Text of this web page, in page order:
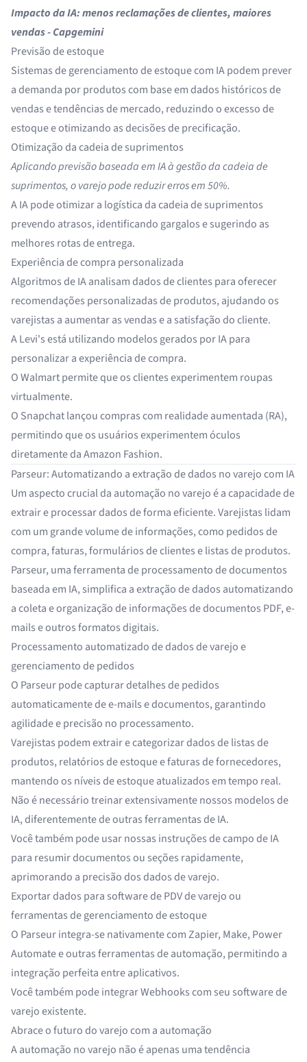
Impacto da IA: menos reclamações de clientes, maiores
vendas -Capgemini
Previsão de estoque
Sistemas de gerenciamento de estoque com IA podem prever
a demanda por produtos com base em dados históricos de
vendas e tendências de mercado, reduzindo o excesso de
estoque e otimizando as decisões de precificação.
Otimização da cadeia de suprimentos
Aplicandoprevisão baseada em IAà gestão da cadeia de
suprimentos, o varejo pode reduzir erros em 50%.
A IA pode otimizar a logística da cadeia de suprimentos
prevendo atrasos, identificando gargalos e sugerindo as
melhores rotas de entrega.
Experiência de compra personalizada
Algoritmos de IA analisam dados de clientes para oferecer
recomendações personalizadas de produtos, ajudando os
varejistas a aumentar as vendas e a satisfação do cliente.
A Levi's está utilizando modelos gerados por IApara
personalizar a experiência de compra.
OWalmartpermite que os clientes experimentem roupas
virtualmente.
O Snapchatlançou compras com realidade aumentada (RA),
permitindo que os usuários experimentem óculos
diretamente daAmazon Fashion.
Parseur: Automatizando a extração de dados no varejo com IA
Um aspecto crucial da automação no varejo é a capacidade de
extrair e processar dados de forma eficiente. Varejistas lidam
com um grande volume de informações, como pedidos de
compra, faturas, formulários de clientes e listas de produtos.
Parseur, umaferramenta de processamento de documentos
baseada em IA, simplifica aextração de dados automatizando
a coleta e organização deinformações de documentos PDF, e-
mails e outros formatos digitais.
Processamento automatizado de dados de varejo e
gerenciamento de pedidos
O Parseur podecapturar detalhes de pedidos
automaticamente de e-mails e documentos, garantindo
agilidade e precisão no processamento.
Varejistas podem extrair e categorizar dados de listas de
produtos, relatórios de estoque e faturas de fornecedores,
mantendo os níveis de estoque atualizados em tempo real.
Não é necessário treinar extensivamente nossos modelos de
IA, diferentemente deoutras ferramentas de IA.
Você também pode usar nossas instruções de campo de IA
para resumir documentosou seções rapidamente,
aprimorando a precisão dos dados de varejo.
Exportar dados para software de PDV de varejo ou
ferramentas de gerenciamento de estoque
O Parseur integra-se nativamente comZapier, Make, Power
Automatee outras ferramentas de automação, permitindo a
integração perfeita entre aplicativos.
Você também pode integrarWebhookscom seu software de
varejo existente.
Abrace o futuro do varejo com a automação
A automação no varejo não é apenas uma tendência